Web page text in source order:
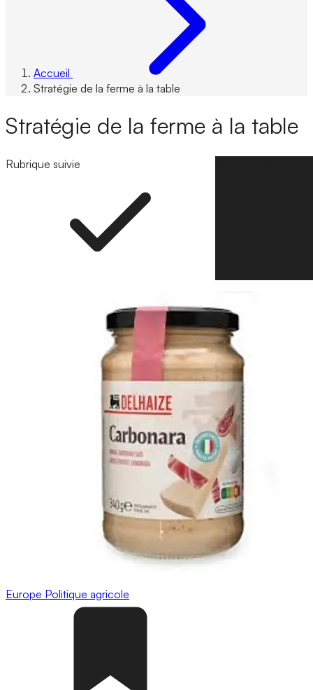
Accueil
Stratégie de la ferme à la table
Stratégie de la ferme à la table
Rubrique suivie
Europe Politique agricole